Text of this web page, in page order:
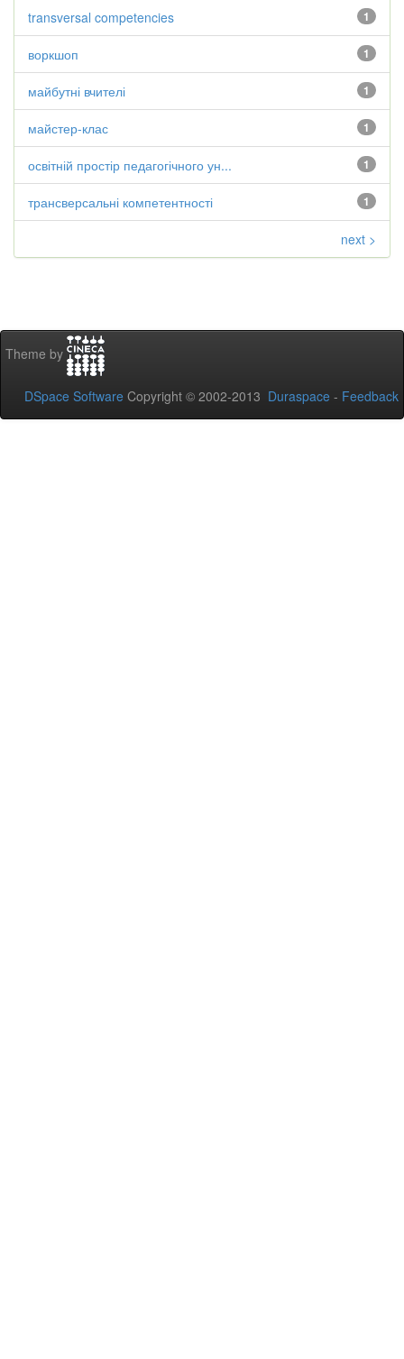
1
transversal competencies
1
воркшоп
1
майбутні вчителі
1
майстер-клас
1
освітній простір педагогічного ун...
1
трансверсальні компетентності
next >
Theme by
DSpace Software Copyright © 2002-2013 Duraspace - Feedback